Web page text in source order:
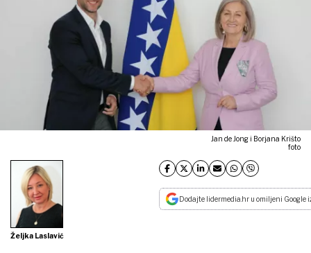
Jan de Jong i Borjana Krišto
foto
Željka Laslavić
Dodajte lidermedia.hr u omiljeni Google